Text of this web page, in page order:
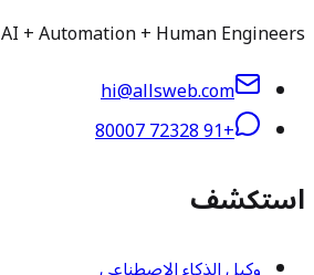
AI + Automation + Human Engineers — مشاريع جاهزة للإنتاج تُسلَّم في 1-3 أيام. تثبيت وتخصيص ورفع تطبيقات ودعم مُدار لأي سكريبت أو قاعدة كود.
hi@allsweb.com
+91 72328 80007
استكشف